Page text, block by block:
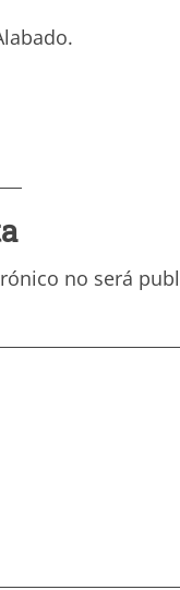
y
no será